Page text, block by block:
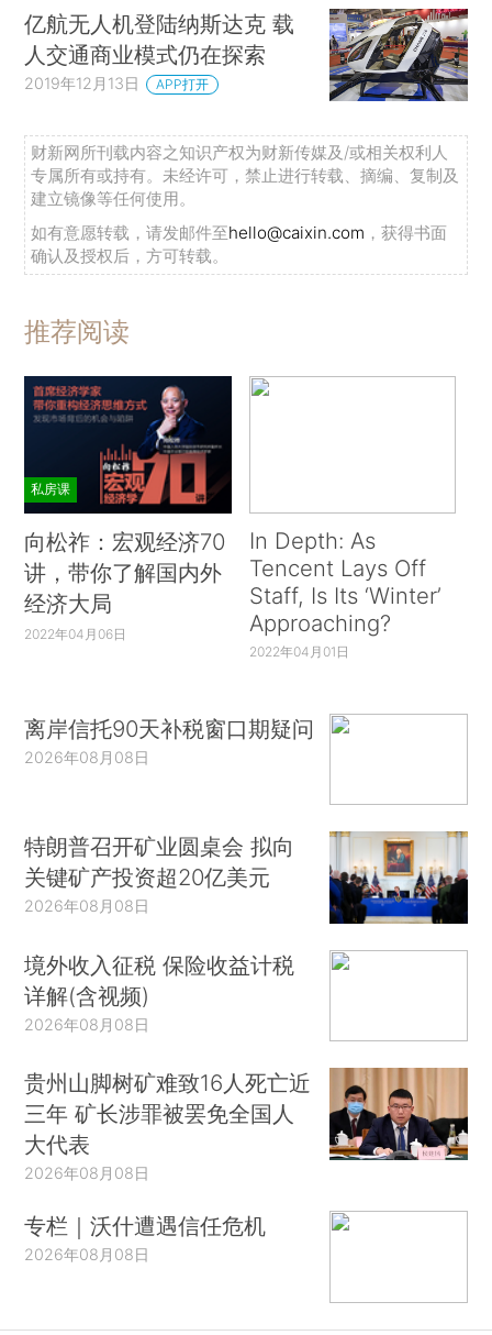
亿航无人机登陆纳斯达克 载
人交通商业模式仍在探索
2019年12月13日 APP打开
财新网所刊载内容之知识产权为财新传媒及/或相关权利人
专属所有或持有。未经许可，禁止进行转载、摘编、复制及
建立镜像等任何使用。
如有意愿转载，请发邮件至hello@caixin.com ，获得书面
确认及授权后，方可转载。
推荐阅读
私房课
向松祚：宏观经济70
讲，带你了解国内外
经济大局
2022年04月06日
In Depth: As
Tencent Lays Off
Staff, Is Its ‘Winter’
Approaching?
2022年04月01日
离岸信托90天补税窗口期疑问
2026年08月08日
特朗普召开矿业圆桌会 拟向
关键矿产投资超20亿美元
2026年08月08日
境外收入征税 保险收益计税
详解(含视频)
2026年08月08日
贵州山脚树矿难致16人死亡近
三年 矿长涉罪被罢免全国人
大代表
2026年08月08日
专栏｜沃什遭遇信任危机
2026年08月08日